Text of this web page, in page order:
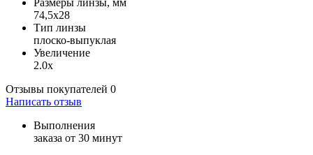
Размеры линзы, мм
74,5х28
Тип линзы
плоско-выпуклая
Увеличение
2.0х
Отзывы покупателей 0
Написать отзыв
Выполнения
заказа от 30 минут